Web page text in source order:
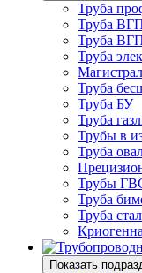
Труба
Труба
Труба
Труба
Труба
Труба БУ
Труба
Трубы в
Труба
Трубы
Труба
Труба
Показать